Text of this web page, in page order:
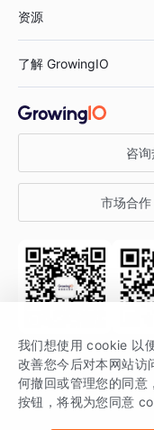
鞋服行业
汽车行业
金融行业
智能运营
获客分析
资源
增长公开课
增长博客
开发者文档
SDK 文档
场景指南
了解 GrowingIO
关于 GrowingIO
增长大会
行业活动
咨询
市场合作
关注公众号 获取
GrowingIO 是专注于数据
我们想使用 cookie 以
改善您今后对本网站
何撤回或管理您的同意
按钮，将视为您同意